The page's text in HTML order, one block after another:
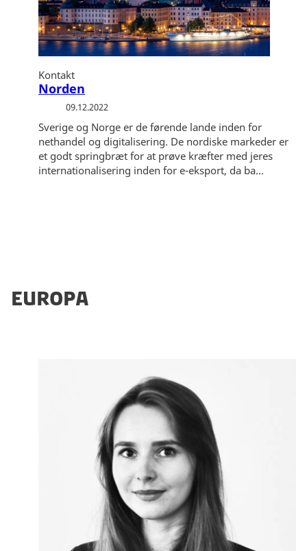
Kontakt
Norden
09.12.2022
Sverige og Norge er de førende lande inden for
nethandel og digitalisering. De nordiske markeder er
et godt springbræt for at prøve kræfter med jeres
internationalisering inden for e-eksport, da ba...
EUROPA